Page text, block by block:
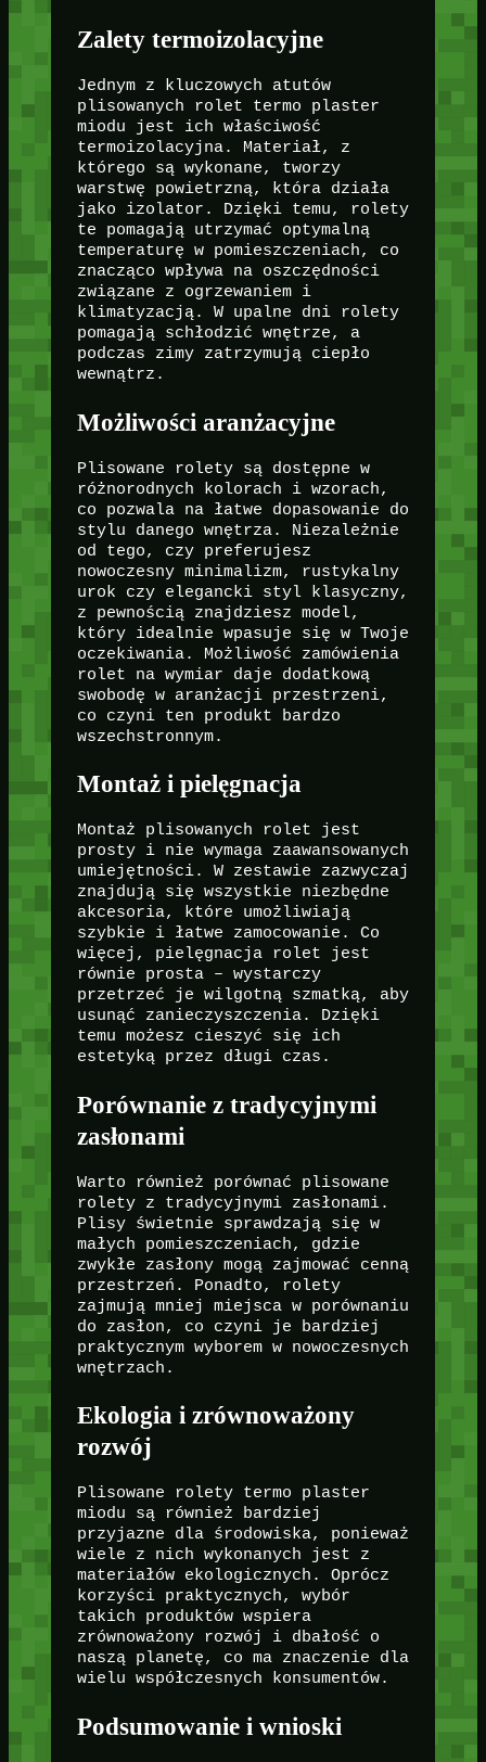
Zalety termoizolacyjne
Jednym z kluczowych atutów
plisowanych rolet termo plaster
miodu jest ich właściwość
termoizolacyjna. Materiał, z
którego są wykonane, tworzy
warstwę powietrzną, która działa
jako izolator. Dzięki temu, rolety
te pomagają utrzymać optymalną
temperaturę w pomieszczeniach, co
znacząco wpływa na oszczędności
związane z ogrzewaniem i
klimatyzacją. W upalne dni rolety
pomagają schłodzić wnętrze, a
podczas zimy zatrzymują ciepło
wewnątrz.
Możliwości aranżacyjne
Plisowane rolety są dostępne w
różnorodnych kolorach i wzorach,
co pozwala na łatwe dopasowanie do
stylu danego wnętrza. Niezależnie
od tego, czy preferujesz
nowoczesny minimalizm, rustykalny
urok czy elegancki styl klasyczny,
z pewnością znajdziesz model,
który idealnie wpasuje się w Twoje
oczekiwania. Możliwość zamówienia
rolet na wymiar daje dodatkową
swobodę w aranżacji przestrzeni,
co czyni ten produkt bardzo
wszechstronnym.
Montaż i pielęgnacja
Montaż plisowanych rolet jest
prosty i nie wymaga zaawansowanych
umiejętności. W zestawie zazwyczaj
znajdują się wszystkie niezbędne
akcesoria, które umożliwiają
szybkie i łatwe zamocowanie. Co
więcej, pielęgnacja rolet jest
równie prosta – wystarczy
przetrzeć je wilgotną szmatką, aby
usunąć zanieczyszczenia. Dzięki
temu możesz cieszyć się ich
estetyką przez długi czas.
Porównanie z tradycyjnymi
zasłonami
Warto również porównać plisowane
rolety z tradycyjnymi zasłonami.
Plisy świetnie sprawdzają się w
małych pomieszczeniach, gdzie
zwykłe zasłony mogą zajmować cenną
przestrzeń. Ponadto, rolety
zajmują mniej miejsca w porównaniu
do zasłon, co czyni je bardziej
praktycznym wyborem w nowoczesnych
wnętrzach.
Ekologia i zrównoważony
rozwój
Plisowane rolety termo plaster
miodu są również bardziej
przyjazne dla środowiska, ponieważ
wiele z nich wykonanych jest z
materiałów ekologicznych. Oprócz
korzyści praktycznych, wybór
takich produktów wspiera
zrównoważony rozwój i dbałość o
naszą planetę, co ma znaczenie dla
wielu współczesnych konsumentów.
Podsumowanie i wnioski